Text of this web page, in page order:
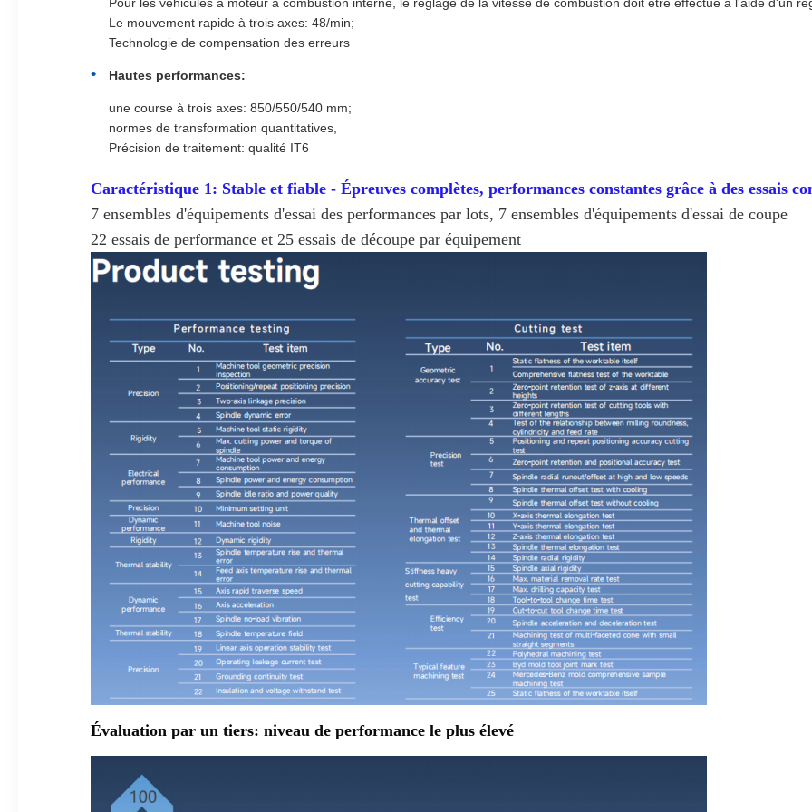
Pour les véhicules à moteur à combustion interne, le réglage de la vitesse de combustion doit être effectué à l'aide d'un
Le mouvement rapide à trois axes: 48/min;
Technologie de compensation des erreurs
Hautes performances:
une course à trois axes: 850/550/540 mm;
normes de transformation quantitatives,
Précision de traitement: qualité IT6
Caractéristique 1: Stable et fiable - Épreuves complètes, performances constantes grâce à des essais
7 ensembles d'équipements d'essai des performances par lots, 7 ensembles d'équipements d'essai de coupe
22 essais de performance et 25 essais de découpe par équipement
Évaluation par un tiers: niveau de performance le plus élevé